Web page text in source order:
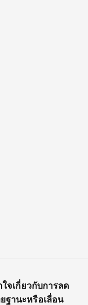
จเกี่ยวกับการลด
ฐานะหรือเลื่อน